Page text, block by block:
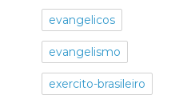
evangelicos
evangelismo
exercito-brasileiro